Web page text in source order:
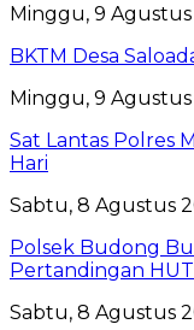
Minggu, 9
BKTM Desa
Minggu, 9
Sat Lantas Polres
Hari
Sabtu, 8 Agustus
Polsek Budong
Pertandingan HUT
Sabtu, 8 Agustus